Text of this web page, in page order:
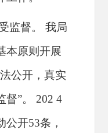
监督。
我局
本原则开展
公开，真实
”。
202 4
开53条，